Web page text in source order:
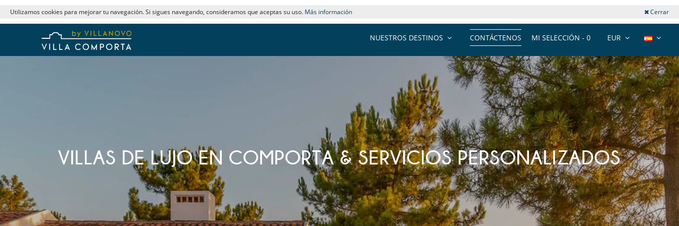
Utilizamos cookies para mejorar tu navegación. Si sigues navegando, consideramos que aceptas su uso. Más información Cerrar
EUR
MI SELECCIÓN - 0
CONTÁCTENOS
NUESTROS DESTINOS
VILLAS DE LUJO EN COMPORTA & SERVICIOS PERSONALIZADOS